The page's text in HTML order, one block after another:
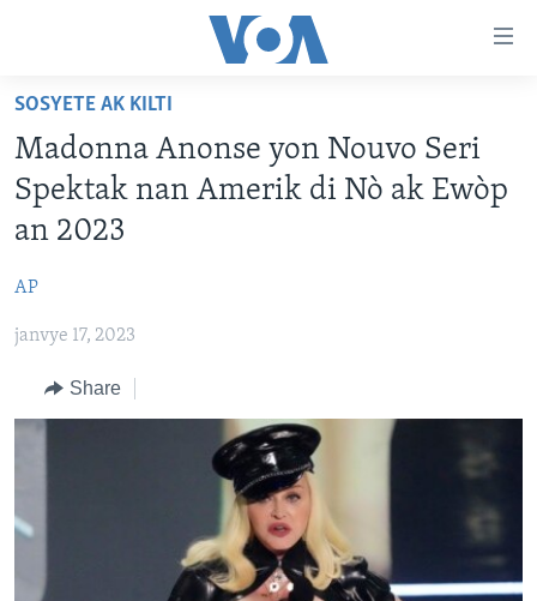
Skip
main
content
Skip
to
main
Skip
Search
LÈZETAZINI
AMERIK LATIN
VIDEO
FLASHPOINT IKRÈN
Learning English
Languages
SOSYETE AK KILTI
Madonna Anonse yon Nouvo Seri
Spektak nan Amerik di Nò ak Ewòp
an 2023
AP
janvye 17, 2023
Share